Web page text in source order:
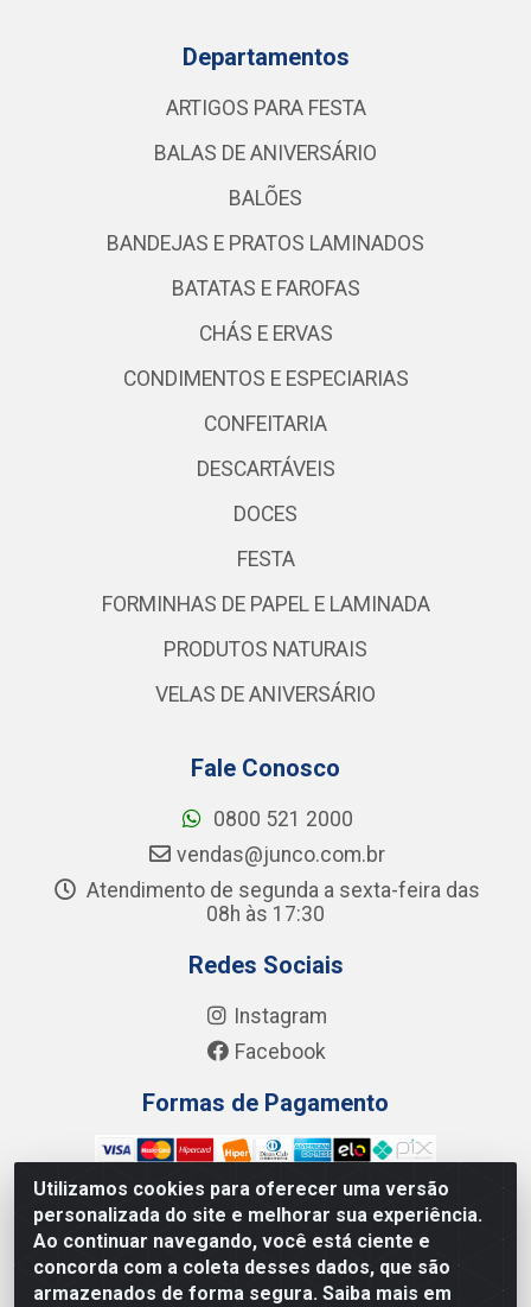
Utilizamos cookies para oferecer uma versão
personalizada do site e melhorar sua experiência.
Ao continuar navegando, você está ciente e
concorda com a coleta desses dados, que são
armazenados de forma segura. Saiba mais em
Departamentos
ARTIGOS PARA FESTA
BALAS DE ANIVERSÁRIO
BALÕES
BANDEJAS E PRATOS LAMINADOS
BATATAS E FAROFAS
CHÁS E ERVAS
CONDIMENTOS E ESPECIARIAS
CONFEITARIA
DESCARTÁVEIS
DOCES
FESTA
FORMINHAS DE PAPEL E LAMINADA
PRODUTOS NATURAIS
VELAS DE ANIVERSÁRIO
Fale Conosco
0800 521 2000
vendas@junco.com.br
Atendimento de segunda a sexta-feira das
08h às 17:30
Redes Sociais
Instagram
Facebook
Formas de Pagamento
Junco Industria e Comercio Ltda - R. Lineu Anterino
Mariano, 505 - Distrito Industrial, Uberlândia - MG CEP
38.402-346 - CNPJ: 66.312.653/0001-14